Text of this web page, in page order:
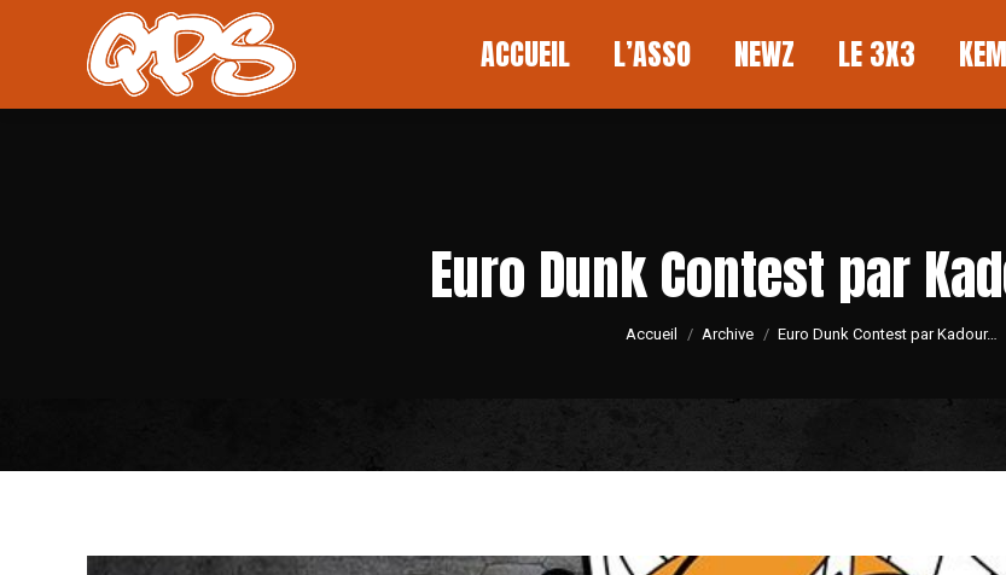
ACCUEIL L’ASSO NEWZ LE 3X3
Euro Dunk Contest par
Vous êtes ici :
Accueil Archive Euro Dunk Contest par Kadour…
ACCUEIL L’ASSO NEWZ LE 3X3